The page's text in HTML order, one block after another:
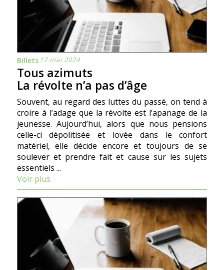
Billets 17 mai 2024
Tous azimuts
La révolte n’a pas d’âge
Souvent, au regard des luttes du passé, on tend à
croire à l’adage que la révolte est l’apanage de la
jeunesse. Aujourd’hui, alors que nous pensions
celle-ci dépolitisée et lovée dans le confort
matériel, elle décide encore et toujours de se
soulever et prendre fait et cause sur les sujets
essentiels ...
Voir plus